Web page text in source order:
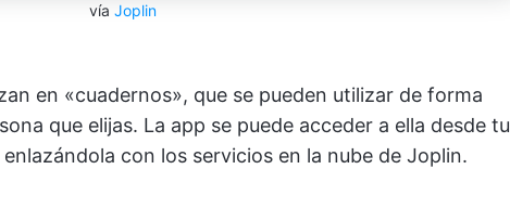
vía Joplin
en «cuadernos», que se pueden utilizar de forma
que elijas. La app se puede acceder a ella desde tu
con los servicios en la nube de Joplin.